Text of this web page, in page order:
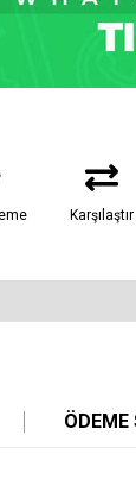
Karşılaştır
ÖDEME